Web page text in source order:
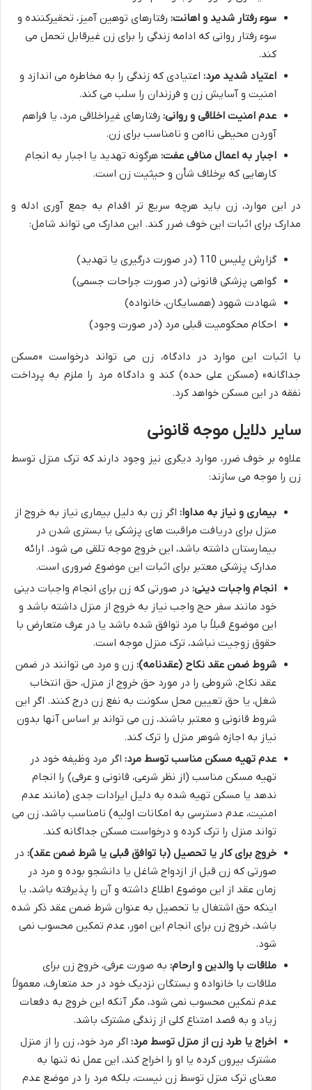
سوء رفتار شدید و اهانت: رفتارهای توهین آمیز، تحقیرکننده و
سوء رفتار روانی که ادامه زندگی را برای زن غیرقابل تحمل می
کند.
اعتیاد شدید مرد: اعتیادی که زندگی را به مخاطره می اندازد و
امنیت و آسایش زن و فرزندان را سلب می کند.
عدم امنیت اخلاقی و روانی: رفتارهای غیراخلاقی مرد، یا فراهم
آوردن محیطی ناامن و نامناسب برای زن.
اجبار به اعمال منافی عفت: هرگونه تهدید یا اجبار به انجام
کارهایی که برخلاف شأن و حیثیت زن است.
در این موارد، زن باید هرچه سریع تر اقدام به جمع آوری ادله و
مدارک برای اثبات این خوف ضرر کند. این مدارک می تواند شامل:
گزارش پلیس 110 (در صورت درگیری یا تهدید)
گواهی پزشکی قانونی (در صورت جراحات جسمی)
شهادت شهود (همسایگان، خانواده)
احکام محکومیت قبلی مرد (در صورت وجود)
با اثبات این موارد در دادگاه، زن می تواند درخواست «مسکن
جداگانه» (مسکن علی حده) کند و دادگاه مرد را ملزم به پرداخت
نفقه در این مسکن خواهد کرد.
سایر دلایل موجه قانونی
علاوه بر خوف ضرر، موارد دیگری نیز وجود دارند که ترک منزل توسط
زن را موجه می سازند:
بیماری و نیاز به مداوا: اگر زن به دلیل بیماری نیاز به خروج از
منزل برای دریافت مراقبت های پزشکی یا بستری شدن در
بیمارستان داشته باشد، این خروج موجه تلقی می شود. ارائه
مدارک پزشکی معتبر برای اثبات این موضوع ضروری است.
انجام واجبات دینی: در صورتی که زن برای انجام واجبات دینی
خود مانند سفر حج واجب نیاز به خروج از منزل داشته باشد و
این موضوع قبلاً با مرد توافق شده باشد یا در عرف متعارض با
حقوق زوجیت نباشد، ترک منزل موجه است.
شروط ضمن عقد نکاح (عقدنامه): زن و مرد می توانند در ضمن
عقد نکاح، شروطی را در مورد حق خروج از منزل، حق انتخاب
شغل، یا حق تعیین محل سکونت به نفع زن درج کنند. اگر این
شروط قانونی و معتبر باشند، زن می تواند بر اساس آنها بدون
نیاز به اجازه شوهر منزل را ترک کند.
عدم تهیه مسکن مناسب توسط مرد: اگر مرد وظیفه خود در
تهیه مسکن مناسب (از نظر شرعی، قانونی و عرفی) را انجام
ندهد یا مسکن تهیه شده به دلیل ایرادات جدی (مانند عدم
امنیت، عدم دسترسی به امکانات اولیه) نامناسب باشد، زن می
تواند منزل را ترک کرده و درخواست مسکن جداگانه کند.
خروج برای کار یا تحصیل (با توافق قبلی یا شرط ضمن عقد): در
صورتی که زن قبل از ازدواج شاغل یا دانشجو بوده و مرد در
زمان عقد از این موضوع اطلاع داشته و آن را پذیرفته باشد، یا
اینکه حق اشتغال یا تحصیل به عنوان شرط ضمن عقد ذکر شده
باشد، خروج زن برای انجام این امور، عدم تمکین محسوب نمی
شود.
ملاقات با والدین و ارحام: به صورت عرفی، خروج زن برای
ملاقات با خانواده و بستگان نزدیک خود در حد متعارف، معمولاً
عدم تمکین محسوب نمی شود، مگر آنکه این خروج به دفعات
زیاد و به قصد امتناع کلی از زندگی مشترک باشد.
اخراج یا طرد زن از منزل توسط مرد: اگر مرد خود، زن را از منزل
مشترک بیرون کرده یا او را اخراج کند، این عمل نه تنها به
معنای ترک منزل توسط زن نیست، بلکه مرد را در موضع عدم